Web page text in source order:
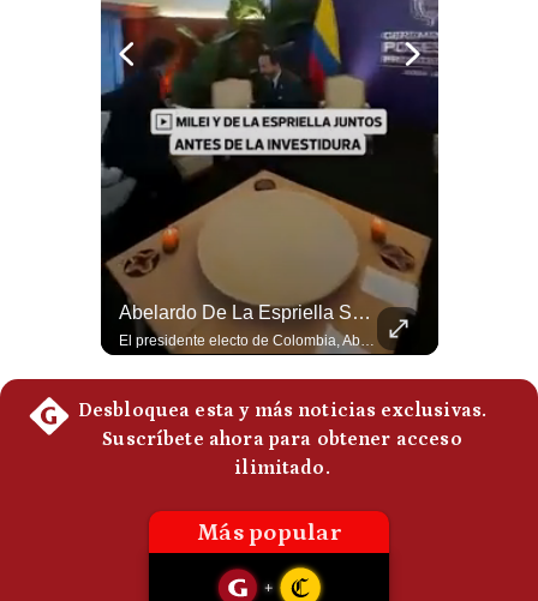
Condiciones
Preguntas
Abelardo De La Espriella Se Reúne Con Javier Milei En Cali | Gestión Mundo
El presidente electo de Colombia, Abelardo de la Espriella, sostuvo una reunión bilateral en Cali con el mandatario argentino Javier Milei. El encuentro se dio pocas horas antes de la ceremonia de investidura presidencial para el periodo 2026-2030, marcando el inicio de una nueva alianza estratégica regional. #DeLaEspriella #JavierMilei #Colombia #Argentina #PoliticaLatina #Shorts 👉 Suscríbete y activa la campana para no perderte nuestro análisis diario. 🌎 Síguenos en nuestras redes sociales: 📌 Web oficial: https://gestion.pe/mundo/ 📌 LinkedIn: http://bit.ly/3HYIET0 📌 X (Twitter): http://bit.ly/4noZtX9 📌 TikTok: http://bit.ly/4evB6TO